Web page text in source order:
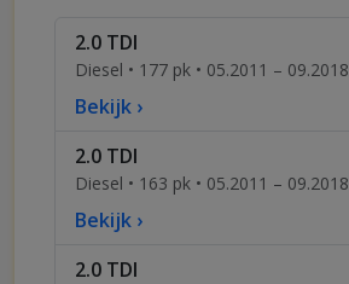
2.0 TDI
Diesel • 177 pk • 05.2011 – 09.2018
Bekijk ›
2.0 TDI
Diesel • 163 pk • 05.2011 – 09.2018
Bekijk ›
2.0 TDI